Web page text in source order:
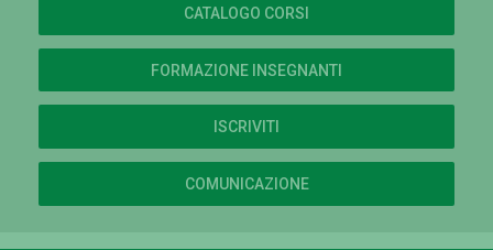
CATALOGO CORSI
FORMAZIONE INSEGNANTI
ISCRIVITI
COMUNICAZIONE